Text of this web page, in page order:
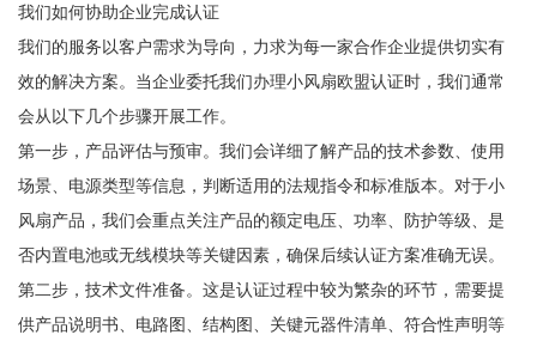
我们如何协助企业完成认证
我们的服务以客户需求为导向，力求为每一家合作企业提供切实有
效的解决方案。当企业委托我们办理小风扇欧盟认证时，我们通常
会从以下几个步骤开展工作。
第一步，产品评估与预审。我们会详细了解产品的技术参数、使用
场景、电源类型等信息，判断适用的法规指令和标准版本。对于小
风扇产品，我们会重点关注产品的额定电压、功率、防护等级、是
否内置电池或无线模块等关键因素，确保后续认证方案准确无误。
第二步，技术文件准备。这是认证过程中较为繁杂的环节，需要提
供产品说明书、电路图、结构图、关键元器件清单、符合性声明等